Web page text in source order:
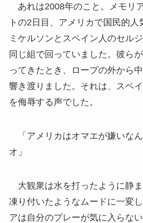
あれは2008年のこと。メモリ
トの2日目、アメリカで国民的人
ミケルソンとスペイン人のセル
同じ組で回っていました。彼ら
ってきたとき、ロープの外から
響き渡りました。それは、スペ
を侮辱する声でした。
「アメリカはオマエが嫌いな
オ」
大観衆は水を打ったように静
凍り付いたようなムードに一変
アは自分のプレーが気に入らな